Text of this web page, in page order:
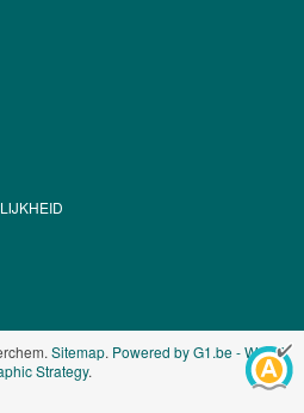
Sitemap. Powered by G1.be - Web &
Strategy.